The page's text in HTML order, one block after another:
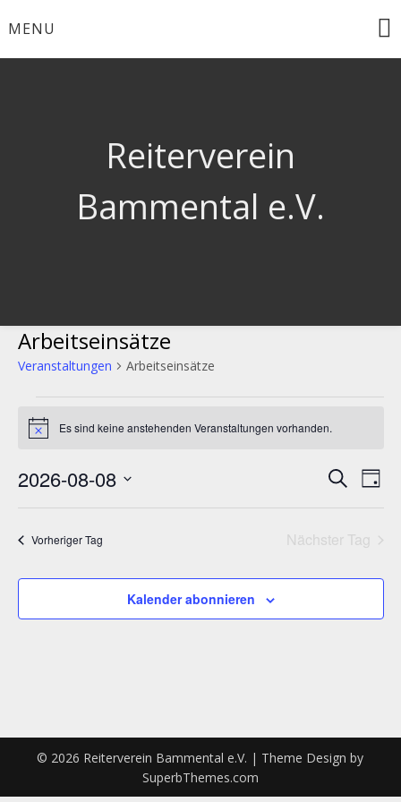
toMENU
Reiterverein
Bammental e.V.
Arbeitseinsätze
Veranstaltungen Arbeitseinsätze
Veranstaltungen
for
8.
August
2026
HinweisEs sind keine anstehenden Veranstaltungen vorhanden.
Suche
und
SucheTag
2026-08-08
Vorheriger Tag Nächster Tag
Kalender abonnieren
© 2026 Reiterverein Bammental e.V. | Theme Design by
SuperbThemes.com